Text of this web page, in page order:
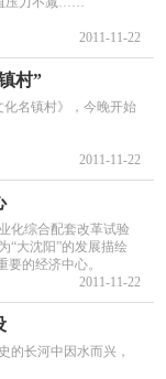
2011-11-22
村”
名镇村》，今晚开始
2011-11-22
化综合配套改革试验
“大沈阳”的发展描绘
的经济中心。
2011-11-22
的长河中因水而兴，